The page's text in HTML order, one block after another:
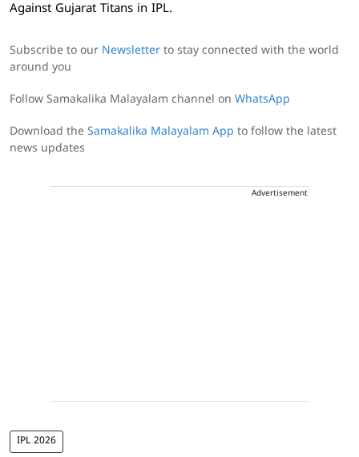
Against Gujarat Titans in IPL.
Subscribe to our Newsletter to stay connected with the world
around you
Follow Samakalika Malayalam channel on WhatsApp
Download the Samakalika Malayalam App to follow the latest
news updates
Advertisement
IPL 2026